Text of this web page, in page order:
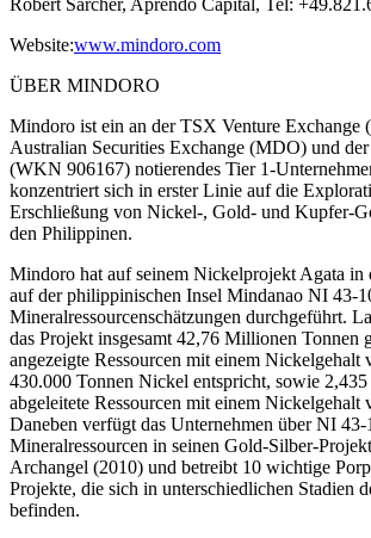
Website:www.mindoro.com
ÜBER MINDORO
Mindoro ist ein an der TSX Venture Exchange
Australian Securities Exchange (MDO) und
(WKN 906167) notierendes Tier 1-
konzentriert sich in erster Linie auf die
Erschließung von Nickel-, Gold- und Kupfer-
den Philippinen.
Mindoro hat auf seinem Nickelprojekt Agata in
auf der philippinischen Insel Mindanao NI 43-
Mineralressourcenschätzungen durchgeführt.
das Projekt insgesamt 42,76 Millionen Tonnen
angezeigte Ressourcen mit einem Nickelgehalt
430.000 Tonnen Nickel entspricht, sowie
abgeleitete Ressourcen mit einem Nickelgehalt
Daneben verfügt das Unternehmen über NI
Mineralressourcen in seinen Gold-Silber-
Archangel (2010) und betreibt 10 wichtige
Projekte, die sich in unterschiedlichen Stadien
befinden.